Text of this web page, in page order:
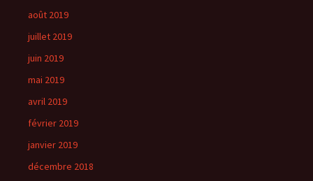
août 2019
juillet 2019
juin 2019
mai 2019
avril 2019
février 2019
janvier 2019
décembre 2018